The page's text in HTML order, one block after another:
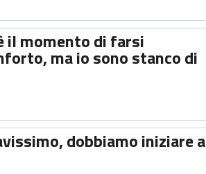
il momento di farsi
ma io sono stanco di
dobbiamo iniziare a